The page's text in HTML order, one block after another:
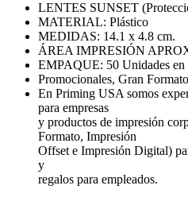
LENTES SUNSET
MATERIAL: Plástico
MEDIDAS: 14.1 x 4.8 cm.
ÁREA IMPRESIÓN
EMPAQUE: 50 Unidades en
Promocionales, Gran
En Priming USA somos
para empresas
y productos de impresión
Formato, Impresión
Offset e Impresión Digital)
y
regalos para empleados.